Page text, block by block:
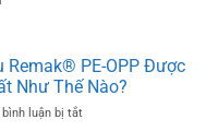
Remak® PE-OPP Được
Như Thế Nào?
bình luận bị tắtở